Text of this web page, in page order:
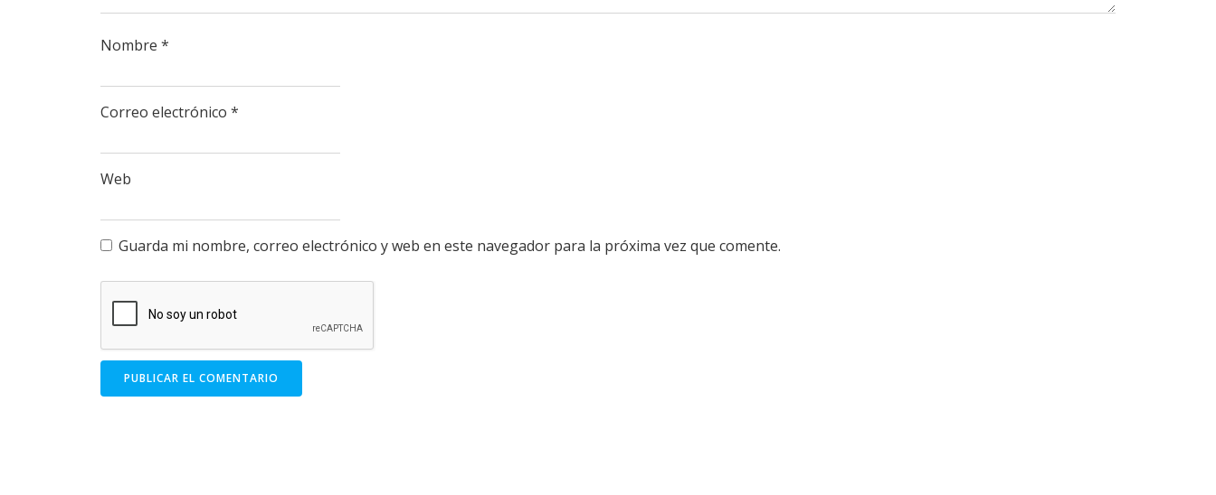
Nombre *
Correo electrónico *
Web
Guarda mi nombre, correo electrónico y web en este navegador para la próxima vez que comente.